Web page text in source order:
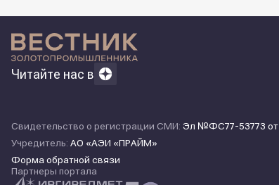
Читайте нас в
Свидетельство о регистрации СМИ: Эл №ФС77-53773 от
Учредитель: АО «АЭИ «ПРАЙМ»
Форма обратной связи
Партнеры портала